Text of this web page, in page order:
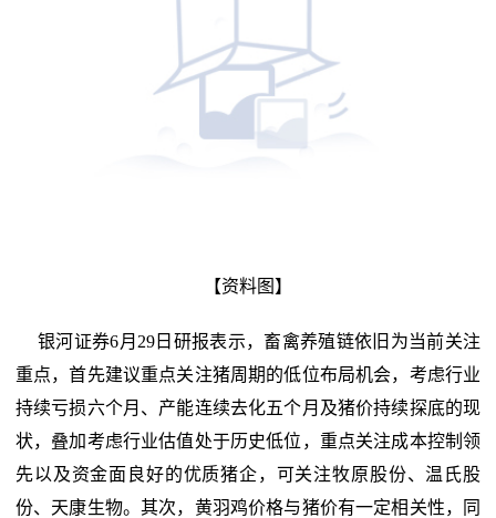
【资料图】
银河证券6月29日研报表示，畜禽养殖链依旧为当前关注
重点，首先建议重点关注猪周期的低位布局机会，考虑行业
持续亏损六个月、产能连续去化五个月及猪价持续探底的现
状，叠加考虑行业估值处于历史低位，重点关注成本控制领
先以及资金面良好的优质猪企，可关注牧原股份、温氏股
份、天康生物。其次，黄羽鸡价格与猪价有一定相关性，同